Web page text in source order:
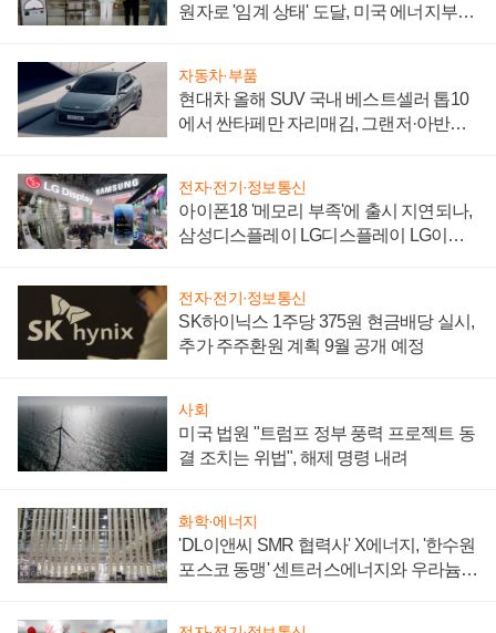
원자로 '임계 상태' 도달, 미국 에너지부
자동차·부품
현대차 올해 SUV 국내 베스트셀러 톱10
에서 싼타페만 자리매김, 그랜저·아반떼
전자·전기·정보통신
아이폰18 '메모리 부족'에 출시 지연되나,
삼성디스플레이 LG디스플레이 LG이노
전자·전기·정보통신
SK하이닉스 1주당 375원 현금배당 실시,
추가 주주환원 계획 9월 공개 예정
사회
미국 법원 "트럼프 정부 풍력 프로젝트 동
결 조치는 위법", 해제 명령 내려
화학·에너지
'DL이앤씨 SMR 협력사' X에너지, '한수원
포스코 동맹' 센트러스에너지와 우라늄